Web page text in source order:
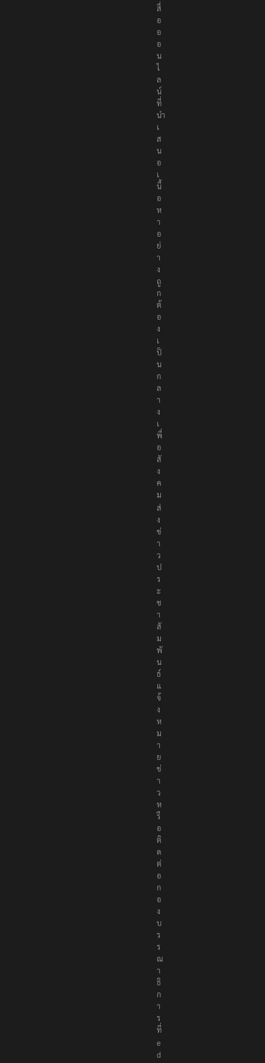
สื่
อ
อ
อ
น
ไ
ล
น์
ที่
นำ
เ
ส
น
อ
เ
นื้
อ
ห
า
อ
ย่
า
ง
ถู
ก
ต้
อ
ง
เ
ป็
น
ก
ล
า
ง
เ
พื่
อ
สั
ง
ค
ม
ส่
ง
ข่
า
ว
ป
ร
ะ
ช
า
สั
ม
พั
น
ธ์
แ
จ้
ง
ห
ม
า
ย
ข่
า
ว
ห
รื
อ
ติ
ด
ต่
อ
ก
อ
ง
บ
ร
ร
ณ
า
ธิ
ก
า
ร
ที่
e
d